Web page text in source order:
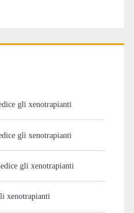
gli xenotrapianti
gli xenotrapianti
gli xenotrapianti
xenotrapianti